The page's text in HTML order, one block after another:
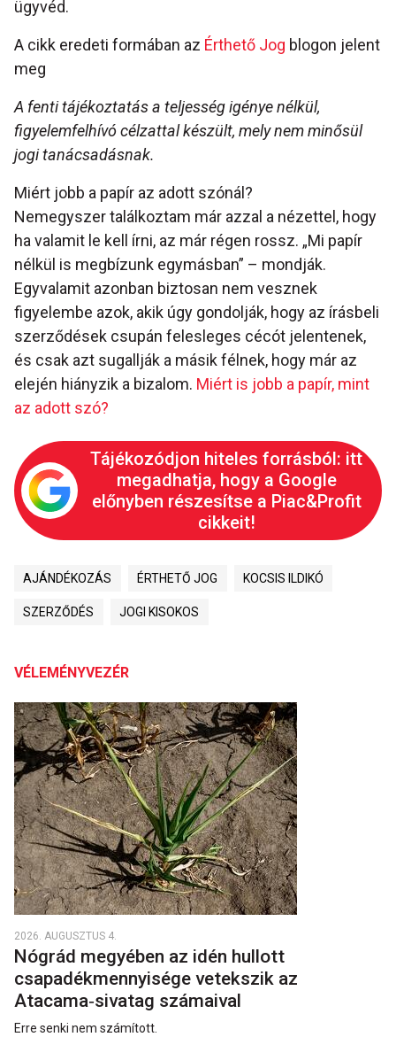
ügyvéd.
A cikk eredeti formában az Érthető Jog blogon jelent
meg
A fenti tájékoztatás a teljesség igénye nélkül,
figyelemfelhívó célzattal készült, mely nem minősül
jogi tanácsadásnak.
Miért jobb a papír az adott szónál?
Nemegyszer találkoztam már azzal a nézettel, hogy
ha valamit le kell írni, az már régen rossz. „Mi papír
nélkül is megbízunk egymásban” – mondják.
Egyvalamit azonban biztosan nem vesznek
figyelembe azok, akik úgy gondolják, hogy az írásbeli
szerződések csupán felesleges cécót jelentenek,
és csak azt sugallják a másik félnek, hogy már az
elején hiányzik a bizalom. Miért is jobb a papír, mint
az adott szó?
Tájékozódjon hiteles forrásból: itt
megadhatja, hogy a Google
előnyben részesítse a Piac&Profit
cikkeit!
AJÁNDÉKOZÁS ÉRTHETŐ JOG KOCSIS ILDIKÓ
SZERZŐDÉS JOGI KISOKOS
VÉLEMÉNYVEZÉR
2026. AUGUSZTUS 4.
Nógrád megyében az idén hullott
csapadékmennyisége vetekszik az
Atacama‑sivatag számaival
Erre senki nem számított.